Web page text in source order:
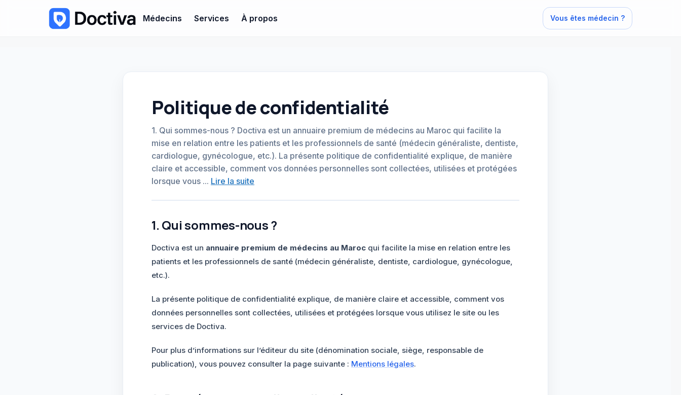
Médecins Services À propos Vous êtes médecin ?
Politique de confidentialité
1. Qui sommes-nous ? Doctiva est un annuaire premium de médecins au Maroc qui facilite la
mise en relation entre les patients et les professionnels de santé (médecin généraliste, dentiste,
cardiologue, gynécologue, etc.). La présente politique de confidentialité explique, de manière
claire et accessible, comment vos données personnelles sont collectées, utilisées et protégées
lorsque vous ... Lire la suite
1. Qui sommes-nous ?
Doctiva est un annuaire premium de médecins au Maroc qui facilite la mise en relation entre les
patients et les professionnels de santé (médecin généraliste, dentiste, cardiologue, gynécologue,
etc.).
La présente politique de confidentialité explique, de manière claire et accessible, comment vos
données personnelles sont collectées, utilisées et protégées lorsque vous utilisez le site ou les
services de Doctiva.
Pour plus d’informations sur l’éditeur du site (dénomination sociale, siège, responsable de
publication), vous pouvez consulter la page suivante : Mentions légales.